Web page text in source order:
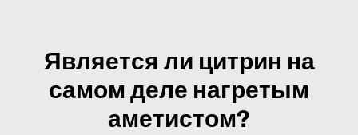
Является ли цитрин на
самом деле нагретым
аметистом?